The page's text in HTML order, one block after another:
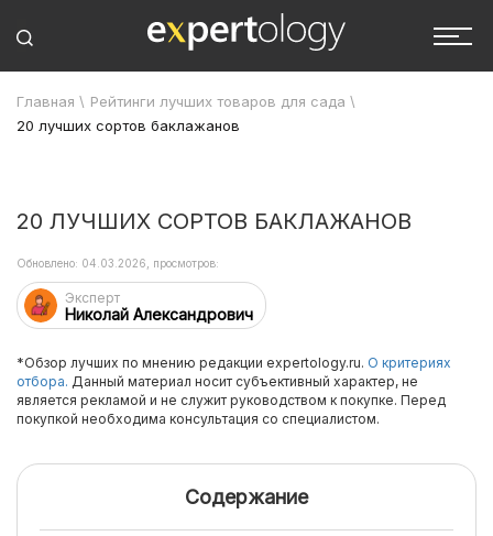
Главная \ Рейтинги лучших товаров для сада \
20 лучших сортов баклажанов
20 ЛУЧШИХ СОРТОВ БАКЛАЖАНОВ
Эксперт
Николай Александрович
Обновлено: 04.03.2026, просмотров:
*Обзор лучших по мнению редакции expertology.ru. О критериях
отбора. Данный материал носит субъективный характер, не
является рекламой и не служит руководством к покупке. Перед
покупкой необходима консультация со специалистом.
Содержание